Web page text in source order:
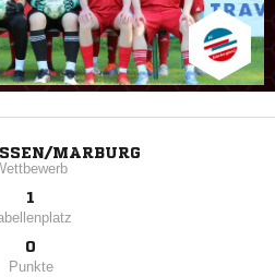
MARBURG
1
0
Punkte